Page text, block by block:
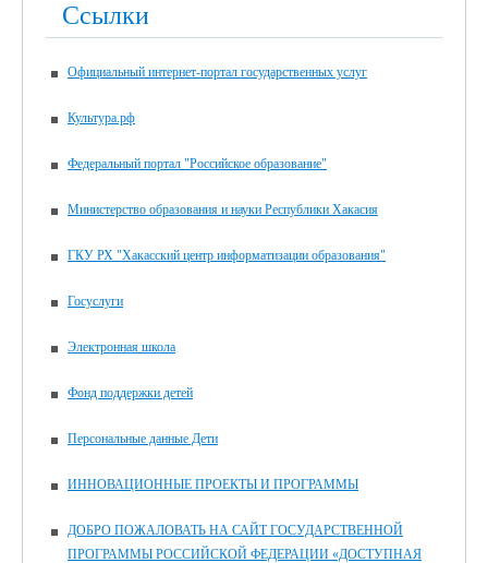
Ссылки
Официальный интернет-портал государственных услуг
Культура.рф
Федеральный портал "Российское образование"
Министерство образования и науки Республики Хакасия
ГКУ РХ "Хакасский центр информатизации образования"
Госуслуги
Электронная школа
Фонд поддержки детей
Персональные данные Дети
ИННОВАЦИОННЫЕ ПРОЕКТЫ И ПРОГРАММЫ
ДОБРО ПОЖАЛОВАТЬ НА САЙТ ГОСУДАРСТВЕННОЙ
ПРОГРАММЫ РОССИЙСКОЙ ФЕДЕРАЦИИ «ДОСТУПНАЯ